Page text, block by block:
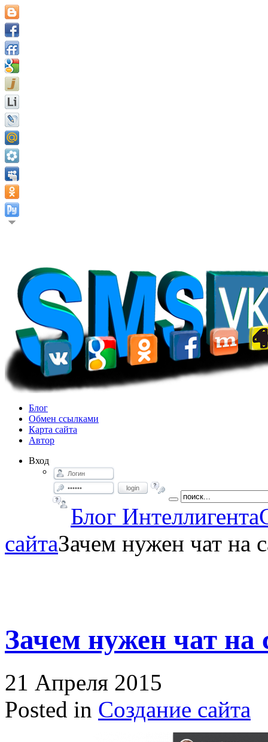
Блог
Обмен ссылками
Карта сайта
Автор
Вход
login
Блог Интеллигента
сайтаЗачем нужен чат на
Зачем нужен чат на
21 Апреля 2015
Posted in Создание сайта